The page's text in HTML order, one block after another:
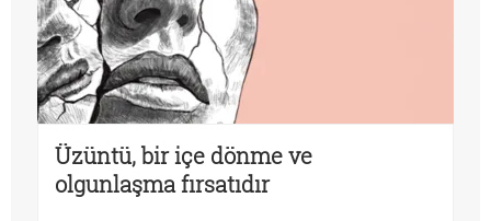
Üzüntü, bir içe dönme ve
olgunlaşma fırsatıdır